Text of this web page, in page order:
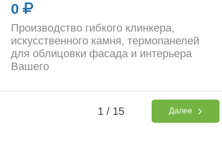
0
Производство гибкого клинкера,
искусственного камня, термопанелей
для облицовки фасада и интерьера
Вашего
1 / 15 Далее